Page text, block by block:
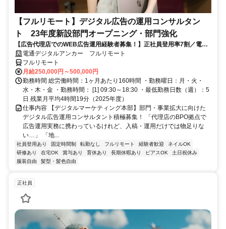
【フルリモート】デジタル広告の運用コンサルタン
ト 23年度新設部門オープニング・部門強化
【広告代理店でのWEB広告運用経験者募集！】正社員登用率7割／電通
G／全国×完全在宅／年休126日・土日祝休み／残業月平均4時間19分
電通デジタルアンカー フルリモート
フルリモート
月給250,000円～500,000円
勤務時間 総労働時間：1ヶ月あたり160時間 ・勤務曜日：月・火・
水・木・金 ・勤務時間： [1] 09:30～18:30 ・最低勤務日数（週）：5
日 残業月平均4時間19分（2025年度）
仕事内容 【デジタルマーケティング本部】部門・事業拡大に向けた
デジタル広告運用コンサルタント積極募集！ 「代理店のBPO拠点で
広告運用実務に携わっているけれど、入稿・運用だけでは物足りな
い…」 「地...
社員登用あり 固定時間制 転勤なし フルリモート 経験者歓迎
ネイルOK
研修あり
在宅OK 賞与あり 育休あり 長期休暇あり ピアスOK
土日祝休み
服装自由
髪型・髪色自由
正社員